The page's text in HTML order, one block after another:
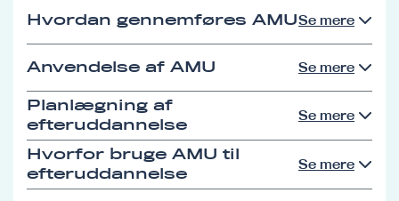
Hvordan gennemføres AMUSe mere
Anvendelse af AMU Se mere
Planlægning af
efteruddannelse
Se mere
Hvorfor bruge AMU til
efteruddannelse
Se mere